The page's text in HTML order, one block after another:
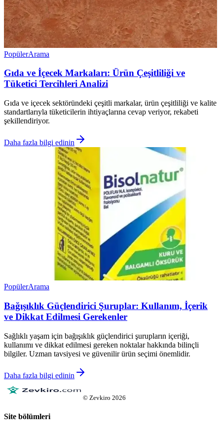
PopülerArama
Gıda ve İçecek Markaları: Ürün Çeşitliliği ve
Tüketici Tercihleri Analizi
Gıda ve içecek sektöründeki çeşitli markalar, ürün çeşitliliği ve kalite
standartlarıyla tüketicilerin ihtiyaçlarına cevap veriyor, rekabeti
şekillendiriyor.
Daha fazla bilgi edinin
PopülerArama
Bağışıklık Güçlendirici Şuruplar: Kullanım, İçerik
ve Dikkat Edilmesi Gerekenler
Sağlıklı yaşam için bağışıklık güçlendirici şurupların içeriği,
kullanımı ve dikkat edilmesi gereken noktalar hakkında bilinçli
bilgiler. Uzman tavsiyesi ve güvenilir ürün seçimi önemlidir.
Daha fazla bilgi edinin
© Zevkiro 2026
Site bölümleri